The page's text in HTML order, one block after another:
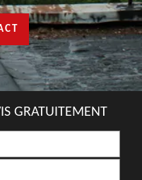
GRATUITEMENT